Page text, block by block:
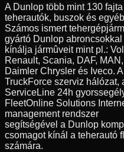
A Dunlop több mint 130
teherautók, buszok és
Számos ismert
gyártó Dunlop abroncsokkal
kínálja jármûveit mint pl.:
Renault, Scania, DAF, MAN,
Daimler Chrysler és Iveco. A
TruckForce szerviz hálózat,
ServiceLine 24h
FleetOnline Solutions
management rendszer
segítségével a Dunlop
csomagot kínál a teherautó
számára.